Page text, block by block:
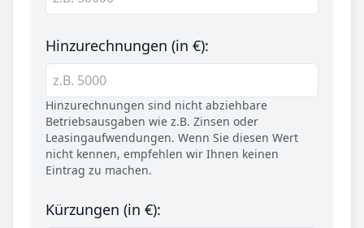
Hinzurechnungen (in €):
Hinzurechnungen sind nicht abziehbare
Betriebsausgaben wie z.B. Zinsen oder
Leasingaufwendungen. Wenn Sie diesen Wert
nicht kennen, empfehlen wir Ihnen keinen
Eintrag zu machen.
Kürzungen (in €):